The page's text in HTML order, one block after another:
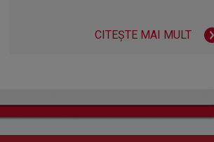
CITEȘTE MAI MULT